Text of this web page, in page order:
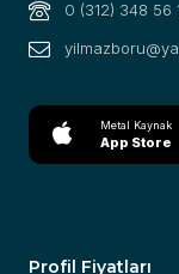
0 (312) 348 56
Metal Kaynak
App Store
Profil Fiyatları